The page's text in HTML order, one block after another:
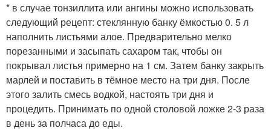
* в случае тонзиллита или ангины можно использовать
следующий рецепт: стеклянную банку ёмкостью 0. 5 л
наполнить листьями алое. Предварительно мелко
порезанными и засыпать сахаром так, чтобы он
покрывал листья примерно на 1 см. Затем банку закрыть
марлей и поставить в тёмное место на три дня. После
этого залить смесь водкой, настоять три дня и
процедить. Принимать по одной столовой ложке 2-3 раза
в день за полчаса до еды.